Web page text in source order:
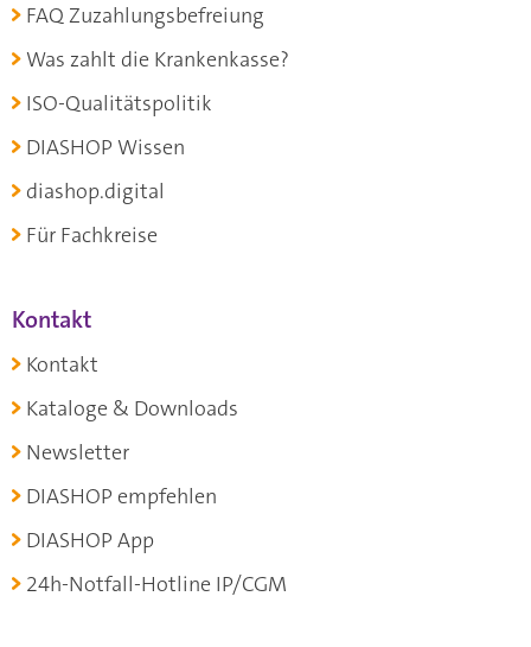
FAQ Zuzahlungsbefreiung
Was zahlt die Krankenkasse?
ISO-Qualitätspolitik
DIASHOP Wissen
diashop.digital
Für Fachkreise
Kontakt
Kontakt
Kataloge & Downloads
Newsletter
DIASHOP empfehlen
DIASHOP App
24h-Notfall-Hotline IP/CGM